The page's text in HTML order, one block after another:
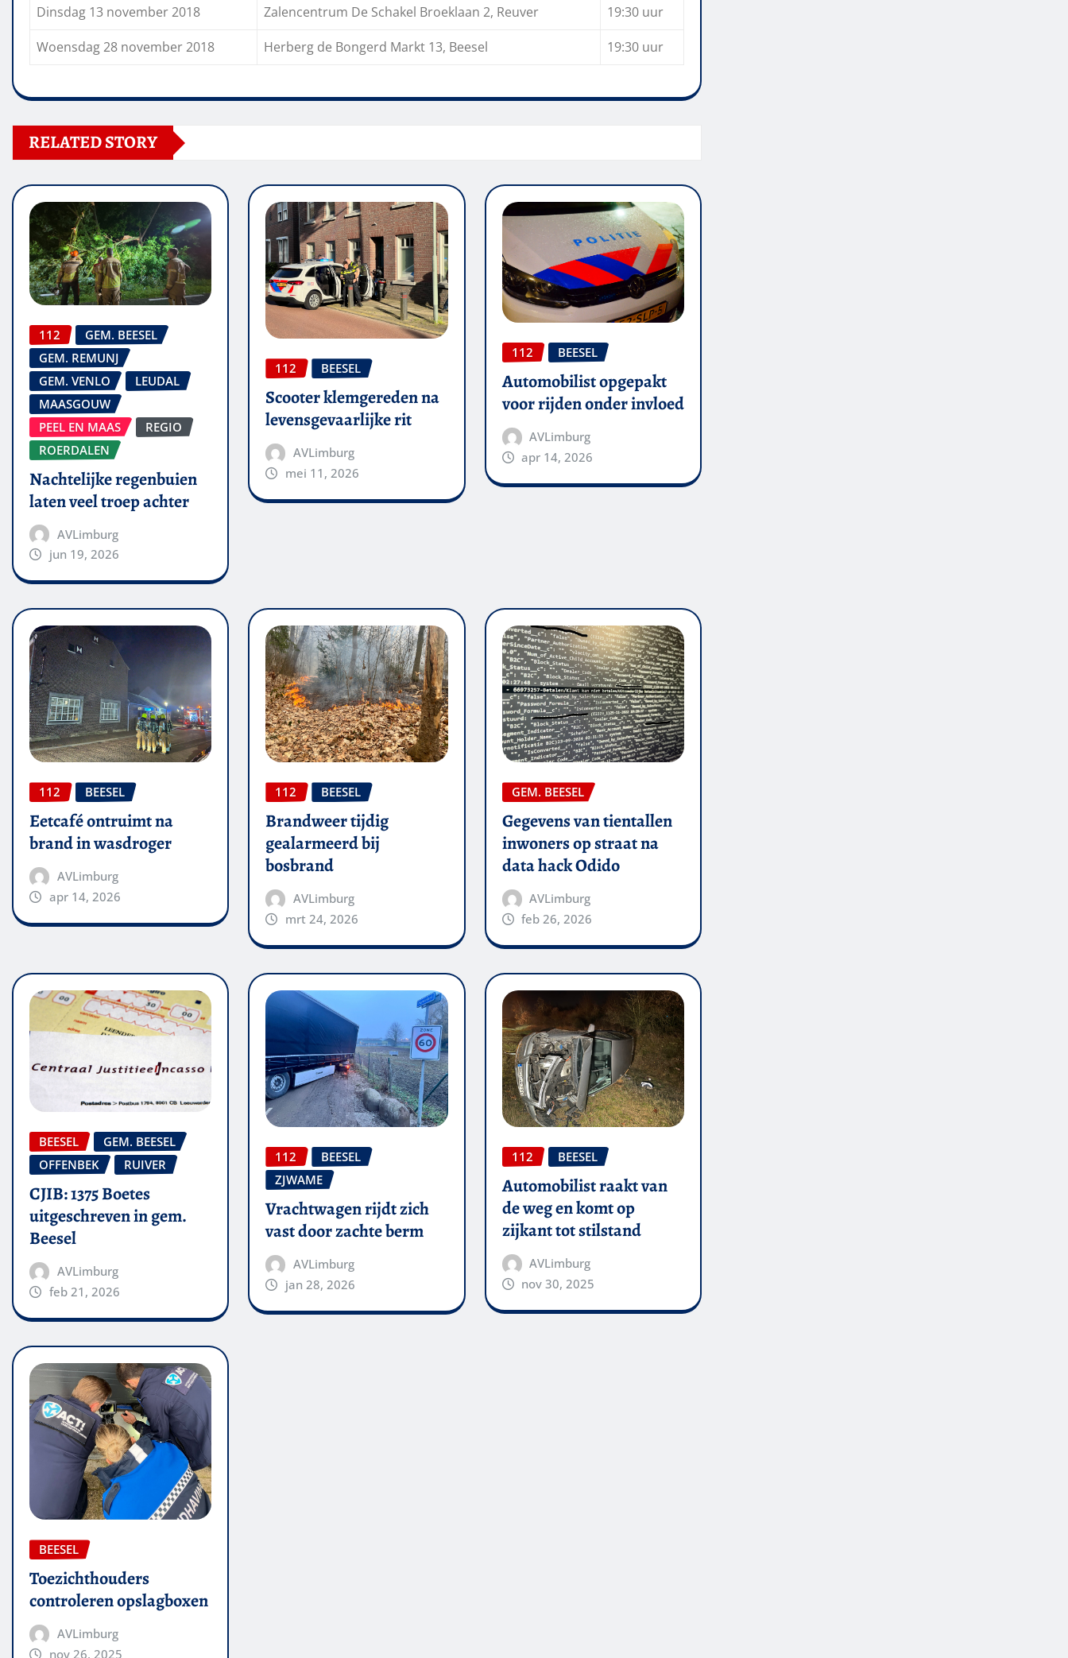
Dinsdag 13 november 2018
Zalencentrum De Schakel Broeklaan 2, Reuver
19:30 uur
Woensdag 28 november 2018
Herberg de Bongerd Markt 13, Beesel 19:30 uur
RELATED STORY
112
GEM. BEESEL
GEM. REMUNJ
GEM. VENLO
LEUDAL
MAASGOUW
PEEL EN MAAS
REGIO
ROERDALEN
Nachtelijke regenbuien
laten veel troep achter
AVLimburg
jun 19, 2026
112 BEESEL
Scooter klemgereden na
levensgevaarlijke rit
AVLimburg
mei 11, 2026
112 BEESEL
Automobilist opgepakt
voor rijden onder invloed
AVLimburg
apr 14, 2026
112 BEESEL
Eetcafé ontruimt na
brand in wasdroger
AVLimburg
apr 14, 2026
112 BEESEL
Brandweer tijdig
gealarmeerd bij
bosbrand
AVLimburg
mrt 24, 2026
GEM. BEESEL
Gegevens van tientallen
inwoners op straat na
data hack Odido
AVLimburg
feb 26, 2026
BEESEL
GEM. BEESEL
OFFENBEK
RUIVER
CJIB: 1375 Boetes
uitgeschreven in gem.
Beesel
AVLimburg
feb 21, 2026
112
BEESEL
ZJWAME
Vrachtwagen rijdt zich
vast door zachte berm
AVLimburg
jan 28, 2026
112 BEESEL
Automobilist raakt van
de weg en komt op
zijkant tot stilstand
AVLimburg
nov 30, 2025
BEESEL
Toezichthouders
controleren opslagboxen
AVLimburg
nov 26, 2025